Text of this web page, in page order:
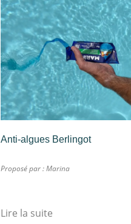
Anti-algues Berlingot
Proposé par :Marina
Lire la suite